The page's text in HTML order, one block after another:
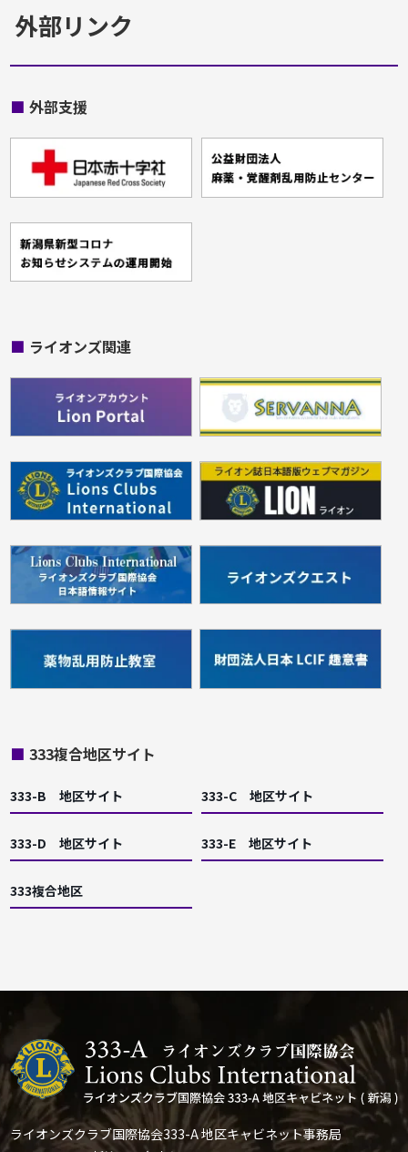
外部リンク
■ 外部支援
■ ライオンズ関連
■ 333複合地区サイト
333-B 地区サイト 333-C 地区サイト
333-D 地区サイト 333-E 地区サイト
333複合地区
ライオンズクラブ国際協会333-A 地区キャビネット事務局